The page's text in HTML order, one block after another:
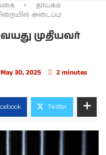
தாயகம்
அடைப்பு!
முதியவர்
May 30, 2025
2 minutes
Twitter